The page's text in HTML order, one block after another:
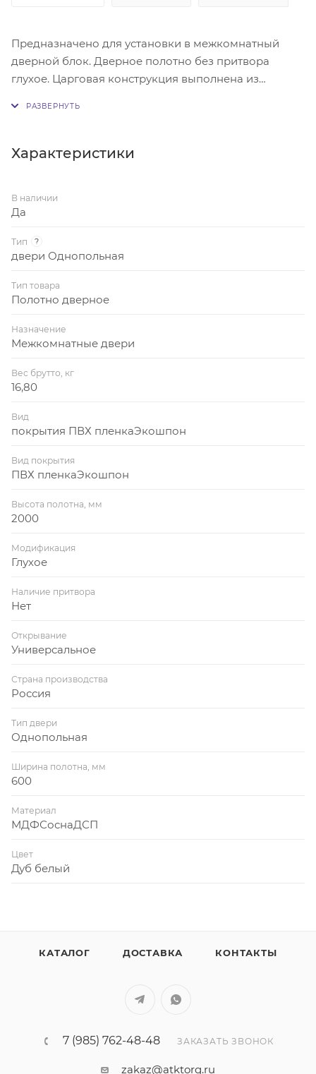
Предназначено для установки в межкомнатный
дверной блок. Дверное полотно без притвора
глухое. Царговая конструкция выполнена из
Характеристики
В наличии
Да
Тип ?
двери Однопольная
Тип товара
Полотно дверное
Назначение
Межкомнатные двери
Вес брутто, кг
16,80
Вид
покрытия ПВХ пленкаЭкошпон
Вид покрытия
ПВХ пленкаЭкошпон
Высота полотна, мм
2000
Модификация
Глухое
Наличие притвора
Нет
Открывание
Универсальное
Страна производства
Россия
Тип двери
Однопольная
Ширина полотна, мм
600
Материал
МДФСоснаДСП
Цвет
Дуб белый
КАТАЛОГ ДОСТАВКА КОНТАКТЫ
7 (985) 762-48-48 ЗАКАЗАТЬ ЗВОНОК
zakaz@atktorg.ru